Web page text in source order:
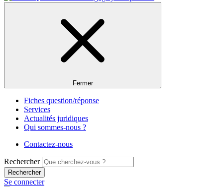
Fermer
Fiches question/réponse
Services
Actualités juridiques
Qui sommes-nous ?
Contactez-nous
Rechercher
Se connecter